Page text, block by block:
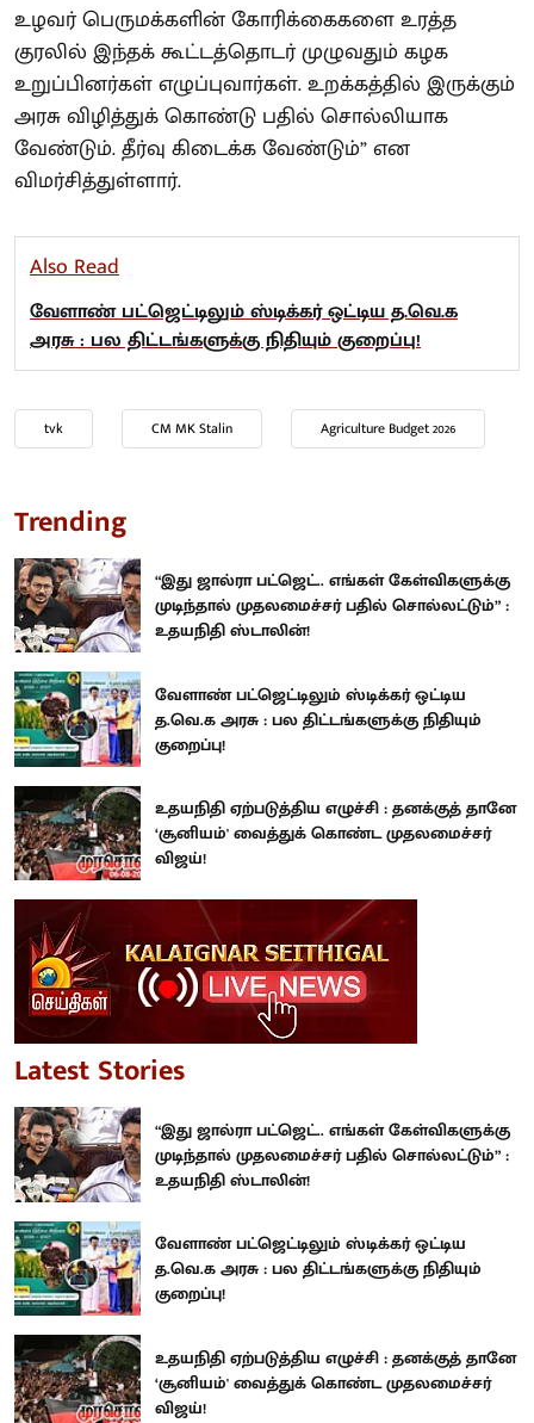
உழவர் பெருமக்களின் கோரிக்கைகளை உரத்த
குரலில் இந்தக் கூட்டத்தொடர் முழுவதும் கழக
உறுப்பினர்கள் எழுப்புவார்கள். உறக்கத்தில் இருக்கும்
அரசு விழித்துக் கொண்டு பதில் சொல்லியாக
வேண்டும். தீர்வு கிடைக்க வேண்டும்” என
விமர்சித்துள்ளார்.
Also Read
வேளாண் பட்ஜெட்டிலும் ஸ்டிக்கர் ஒட்டிய த.வெ.க
அரசு : பல திட்டங்களுக்கு நிதியும் குறைப்பு!
tvk CM MK Stalin Agriculture Budget 2026
Trending
“இது ஜால்ரா பட்ஜெட்.. எங்கள் கேள்விகளுக்கு
முடிந்தால் முதலமைச்சர் பதில் சொல்லட்டும்” :
உதயநிதி ஸ்டாலின்!
வேளாண் பட்ஜெட்டிலும் ஸ்டிக்கர் ஒட்டிய
த.வெ.க அரசு : பல திட்டங்களுக்கு நிதியும்
குறைப்பு!
உதயநிதி ஏற்படுத்திய எழுச்சி : தனக்குத் தானே
‘சூனியம்' வைத்துக் கொண்ட முதலமைச்சர்
விஜய்!
Latest Stories
“இது ஜால்ரா பட்ஜெட்.. எங்கள் கேள்விகளுக்கு
முடிந்தால் முதலமைச்சர் பதில் சொல்லட்டும்” :
உதயநிதி ஸ்டாலின்!
வேளாண் பட்ஜெட்டிலும் ஸ்டிக்கர் ஒட்டிய
த.வெ.க அரசு : பல திட்டங்களுக்கு நிதியும்
குறைப்பு!
உதயநிதி ஏற்படுத்திய எழுச்சி : தனக்குத் தானே
‘சூனியம்' வைத்துக் கொண்ட முதலமைச்சர்
விஜய்!